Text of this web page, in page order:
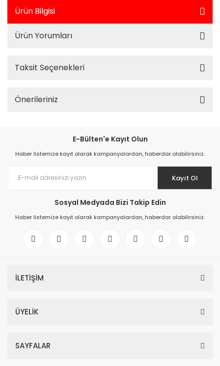
Ürün Bilgisi
Ürün Yorumları
Taksit Seçenekleri
Önerileriniz
E-Bülten'e Kayıt Olun
Haber listemize kayıt olarak kampanyalardan, haberdar olabilirsiniz.
Kayıt Ol
Sosyal Medyada Bizi Takip Edin
Haber listemize kayıt olarak kampanyalardan, haberdar olabilirsiniz.
İLETİŞİM
ÜYELİK
SAYFALAR